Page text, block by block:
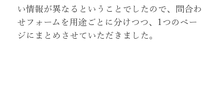
い情報が異なるということでしたので、問合わ
せフォームを用途ごとに分けつつ、1つのペー
ジにまとめさせていただきました。